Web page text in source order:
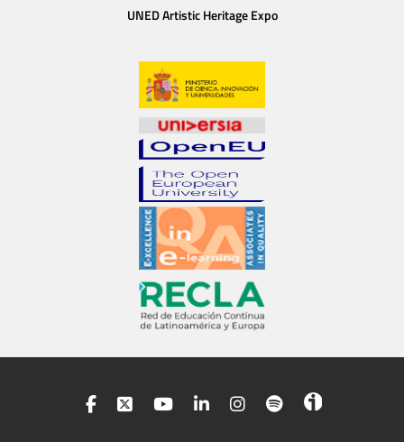
UNED Artistic Heritage Expo